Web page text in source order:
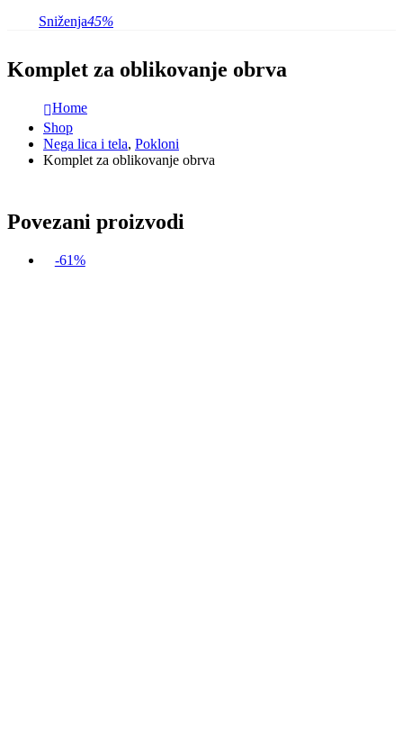
Sniženja45%
Komplet za oblikovanje obrva
Home
Shop
Nega lica i tela, Pokloni
Komplet za oblikovanje obrva
Povezani proizvodi
-61%